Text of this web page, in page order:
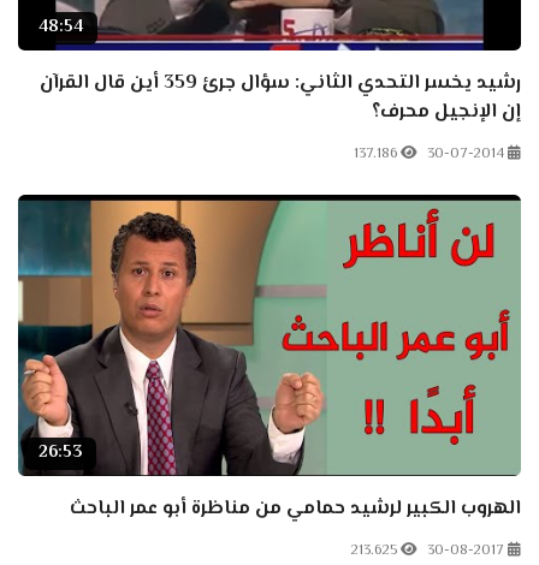
48:54
رشيد يخسر التحدي الثاني: سؤال جرئ 359 أين قال القرآن
إن الإنجيل محرف؟
30-07-2014
137.186
26:53
الهروب الكبير لرشيد حمامي من مناظرة أبو عمر الباحث
30-08-2017
213.625